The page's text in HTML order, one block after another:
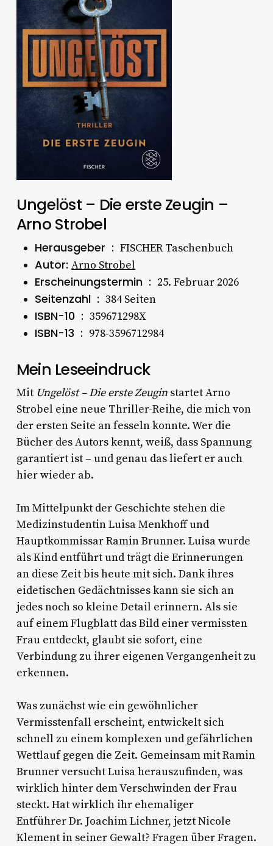
Ungelöst – Die erste Zeugin –
Arno Strobel
Herausgeber ‏ : ‎ FISCHER Taschenbuch
Autor: Arno Strobel
Erscheinungstermin ‏ : ‎ 25. Februar 2026
Seitenzahl ‏ : ‎ 384 Seiten
ISBN-10 ‏ : ‎ 359671298X
ISBN-13 ‏ : ‎ 978-3596712984
Mein Leseeindruck
Mit Ungelöst – Die erste Zeuginstartet Arno
Strobel eine neue Thriller-Reihe, die mich von
der ersten Seite an fesseln konnte. Wer die
Bücher des Autors kennt, weiß, dass Spannung
garantiert ist – und genau das liefert er auch
hier wieder ab.
Im Mittelpunkt der Geschichte stehen die
Medizinstudentin Luisa Menkhoff und
Hauptkommissar Ramin Brunner. Luisa wurde
als Kind entführt und trägt die Erinnerungen
an diese Zeit bis heute mit sich. Dank ihres
eidetischen Gedächtnisses kann sie sich an
jedes noch so kleine Detail erinnern. Als sie
auf einem Flugblatt das Bild einer vermissten
Frau entdeckt, glaubt sie sofort, eine
Verbindung zu ihrer eigenen Vergangenheit zu
erkennen.
Was zunächst wie ein gewöhnlicher
Vermisstenfall erscheint, entwickelt sich
schnell zu einem komplexen und gefährlichen
Wettlauf gegen die Zeit. Gemeinsam mit Ramin
Brunner versucht Luisa herauszufinden, was
wirklich hinter dem Verschwinden der Frau
steckt. Hat wirklich ihr ehemaliger
Entführer Dr. Joachim Lichner, jetzt Nicole
Klement in seiner Gewalt? Fragen über Fragen.